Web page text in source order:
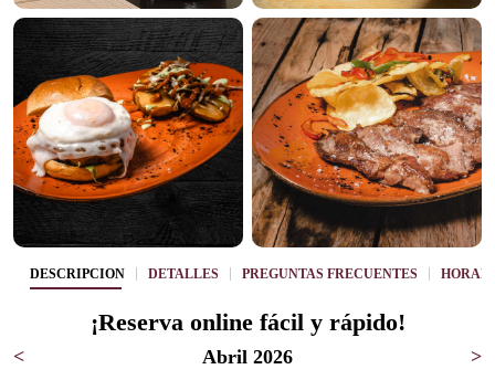
DESCRIPCIÓN DETALLES PREGUNTAS FRECUENTES
¡Reserva online fácil y rápido!
< Abril 2026 >